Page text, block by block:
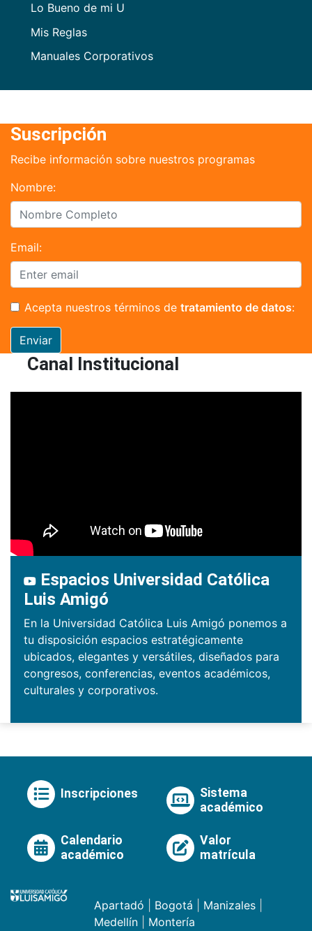
Lo Bueno de mi U
Mis Reglas
Manuales Corporativos
Suscripción
Recibe información sobre nuestros programas
Nombre:
Email:
Acepta nuestros términos de tratamiento de datos:
Enviar
Canal Institucional
Espacios Universidad Católica
Luis Amigó
En la Universidad Católica Luis Amigó ponemos a
tu disposición espacios estratégicamente
ubicados, elegantes y versátiles, diseñados para
congresos, conferencias, eventos académicos,
culturales y corporativos.
Inscripciones
Sistema
académico
Calendario
académico
Valor
matrícula
Apartadó Bogotá Manizales
Medellín
Montería